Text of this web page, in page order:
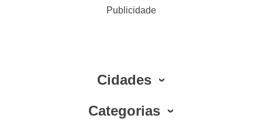
Publicidade
Cidades
Categorias